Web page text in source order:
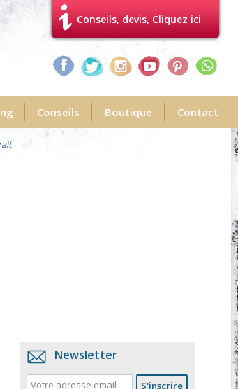
Conseils, devis, Cliquez ici
Conseils Boutique Contact
Newsletter